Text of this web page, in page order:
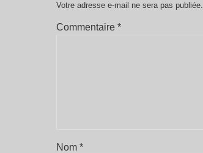
Votre adresse e-mail ne sera pas publiée.
Commentaire *
Nom *